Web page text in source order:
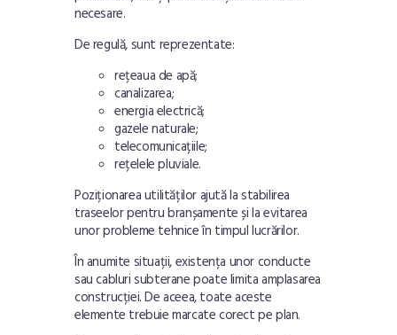
necesare.
De regulă, sunt reprezentate:
rețeaua de apă;
canalizarea;
energia electrică;
gazele naturale;
telecomunicațiile;
rețelele pluviale.
Poziționarea utilităților ajută la stabilirea
traseelor pentru branșamente și la evitarea
unor probleme tehnice în timpul lucrărilor.
În anumite situații, existența unor conducte
sau cabluri subterane poate limita amplasarea
construcției. De aceea, toate aceste
elemente trebuie marcate corect pe plan.